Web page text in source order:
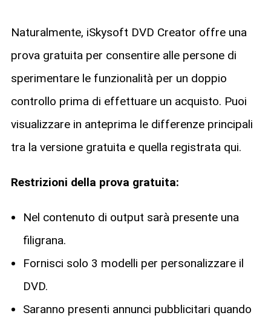
Naturalmente, iSkysoft DVD Creator offre una
prova gratuita per consentire alle persone di
sperimentare le funzionalità per un doppio
controllo prima di effettuare un acquisto. Puoi
visualizzare in anteprima le differenze principali
tra la versione gratuita e quella registrata qui.
Restrizioni della prova gratuita:
Nel contenuto di output sarà presente una
filigrana.
Fornisci solo 3 modelli per personalizzare il
DVD.
Saranno presenti annunci pubblicitari quando